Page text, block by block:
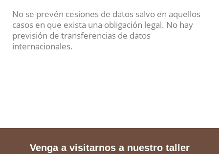
No se prevén cesiones de datos salvo en aquellos
casos en que exista una obligación legal. No hay
previsión de transferencias de datos
internacionales.
Venga a visitarnos a nuestro taller